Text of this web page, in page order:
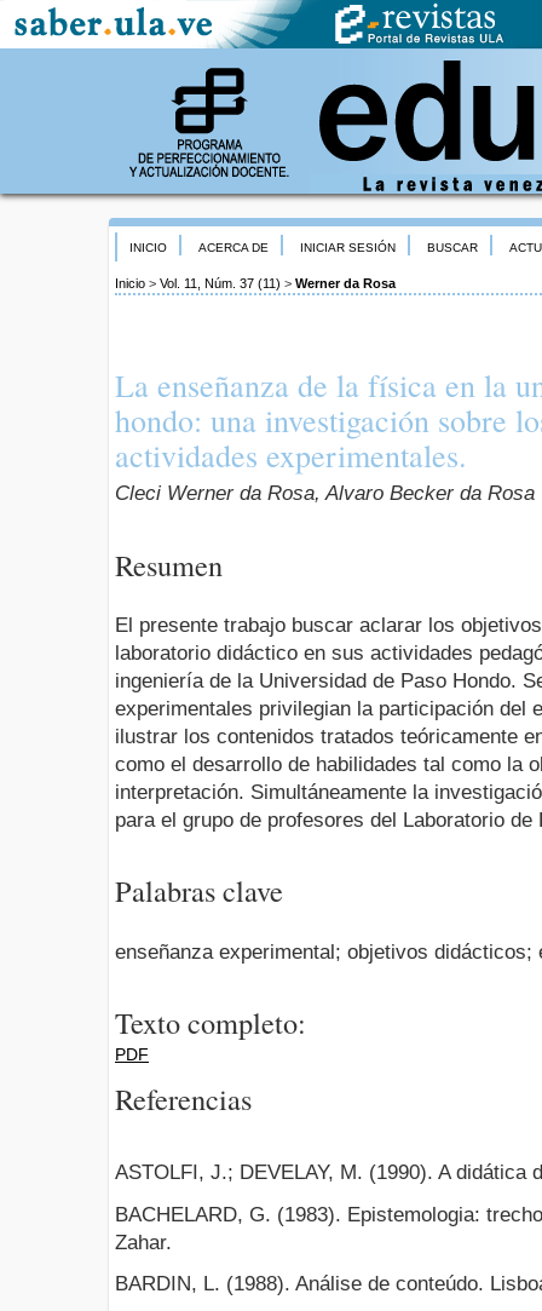
INICIO ACERCA DE INICIAR SESIÓN BUSCAR
Inicio > Vol. 11, Núm. 37 (11) > Werner da Rosa
La enseñanza de la física en la
hondo: una investigación sobre
actividades experimentales.
Cleci Werner da Rosa, Alvaro Becker da Rosa
Resumen
El presente trabajo buscar aclarar los
laboratorio didáctico en sus activi­dades
ingeniería de la Universidad de Paso Hondo.
experi­mentales privilegian la participación del
ilustrar los contenidos tratados teóricamente
como el desarrollo de habilidades tal como la
interpretación. Simultá­neamente la
para el grupo de profesores del Laboratorio de
Palabras clave
enseñanza experimental; objetivos
Texto completo:
PDF
Referencias
ASTOLFI, J.; DEVELAY, M. (1990). A didática
BACHELARD, G. (1983). Epistemologia:
Zahar.
BARDIN, L. (1988). Análise de conteúdo.